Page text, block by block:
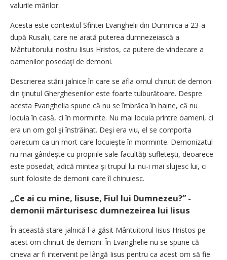
valurile mărilor.
Acesta este contextul Sfintei Evanghelii din Duminica a 23-a
după Rusalii, care ne arată puterea dumnezeiască a
Mântuitorului nostru Iisus Hristos, ca putere de vindecare a
oamenilor posedaţi de demoni.
Descrierea stării jalnice în care se afla omul chinuit de demon
din ţinutul Gherghesenilor este foarte tulburătoare. Despre
acesta Evanghelia spune că nu se îmbrăca în haine, că nu
locuia în casă, ci în morminte. Nu mai locuia printre oameni, ci
era un om gol şi înstrăinat. Deşi era viu, el se comporta
oarecum ca un mort care locuieşte în morminte. Demonizatul
nu mai gândeşte cu propriile sale facultăţi sufleteşti, deoarece
este posedat; adică mintea şi trupul lui nu-i mai slujesc lui, ci
sunt folosite de demonii care îl chinuiesc.
„Ce ai cu mine, Iisuse, Fiul lui Dumnezeu?” -
demonii mărturisesc dumnezeirea lui Iisus
În această stare jalnică l-a găsit Mântuitorul Iisus Hristos pe
acest om chinuit de demoni. În Evanghelie nu se spune că
cineva ar fi intervenit pe lângă ­Iisus pentru ca acest om să fie